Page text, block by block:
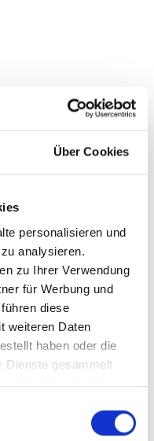
Über Cookies
personalisieren und
analysieren.
zu Ihrer Verwendung
für Werbung und
diese
weiteren Daten
haben oder die
Dienste gesammelt
um eine
Ihre Auswahl im